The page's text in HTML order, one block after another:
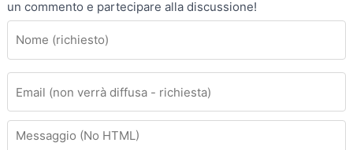
un commento e partecipare alla discussione!